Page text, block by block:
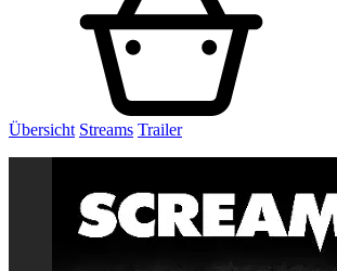
Übersicht Streams Trailer